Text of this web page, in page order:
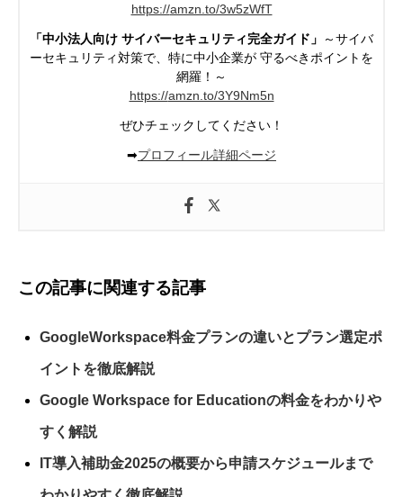
https://amzn.to/3w5zWfT
「中小法人向け サイバーセキュリティ完全ガイド」
～サイバ
ーセキュリティ対策で、特に中小企業が 守るべきポイントを
網羅！～
https://amzn.to/3Y9Nm5n
ぜひチェックしてください！
➡プロフィール詳細ページ
この記事に関連する記事
GoogleWorkspace料金プランの違いとプラン選定ポ
イントを徹底解説
Google Workspace for Educationの料金をわかりや
すく解説
IT導入補助金2025の概要から申請スケジュールまで